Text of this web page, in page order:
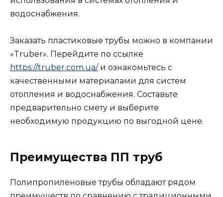
водоснабжения.
Заказать пластиковые трубы можно в компании
«Truber». Перейдите по ссылке
https://truber.com.ua/и ознакомьтесь с
качественными материалами для систем
отопления и водоснабжения. Составьте
предварительно смету и выберите
необходимую продукцию по выгодной цене.
Преимущества ПП труб
Полипропиленовые трубы обладают рядом